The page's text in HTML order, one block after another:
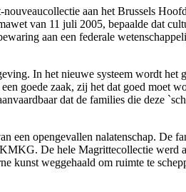
aan het Brussels
van 11 juli 2005, bepaalde dat
aan een federale
In het nieuwe systeem wordt het
goede zaak, zij het dat goed moet
dat de families die deze
een opengevallen nalatenschap. De
De hele Magrittecollectie werd
kunst weggehaald om ruimte te